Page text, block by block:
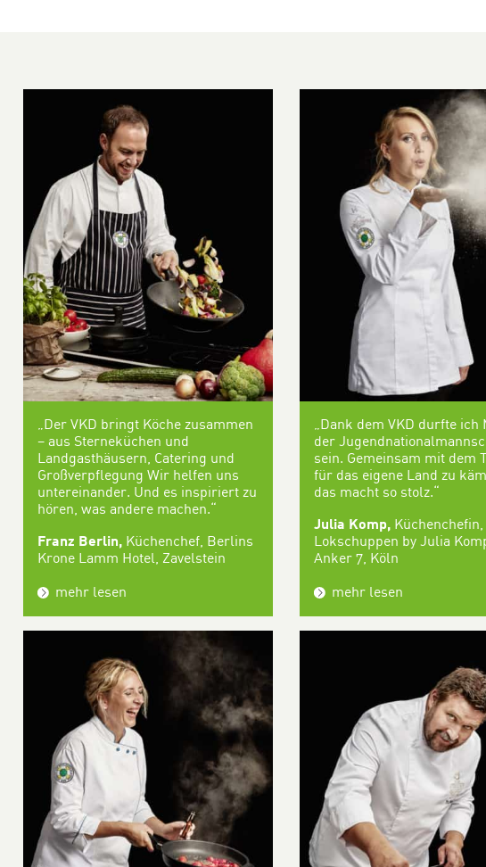
„Der VKD bringt Köche zusammen
– aus Sterneküchen und
Landgasthäusern, Catering und
Großverpflegung Wir helfen uns
untereinander. Und es inspiriert zu
hören, was andere machen.“
Franz Berlin, Küchenchef, Berlins
Krone Lamm Hotel, Zavelstein
mehr lesen
„Dank dem VKD durfte ich
der
sein. Gemeinsam mit dem
für das eigene Land zu
das macht so stolz.“
Julia Komp, Küchenchefin,
Lokschuppen by Julia
Anker 7, Köln
mehr lesen